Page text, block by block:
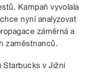
Kampaň vyvolala
nyní analyzovat
záměrná a
zaměstnanců.
Starbucks v Jižní